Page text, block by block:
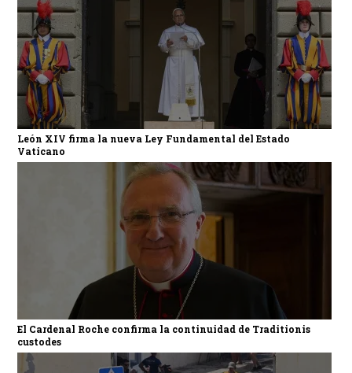
León XIV firma la nueva Ley Fundamental del Estado
Vaticano
El Cardenal Roche confirma la continuidad de Traditionis
custodes